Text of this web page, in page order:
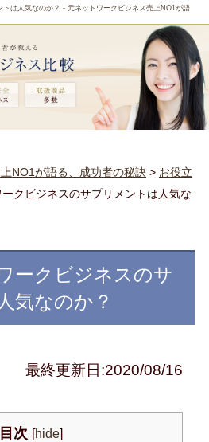
は人気なのか？ - 元ネットワークビジネス売上NO1が語
NO1が語る、成功者の秘訣> お役立
クビジネスのサプリメントは人気な
ークビジネスのサ
気なのか？
最終更新日:2020/08/16
目次 [hide]